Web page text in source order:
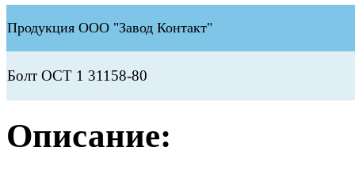
Продукция ООО "Завод Контакт"
Болт ОСТ 1 31158-80
Описание: